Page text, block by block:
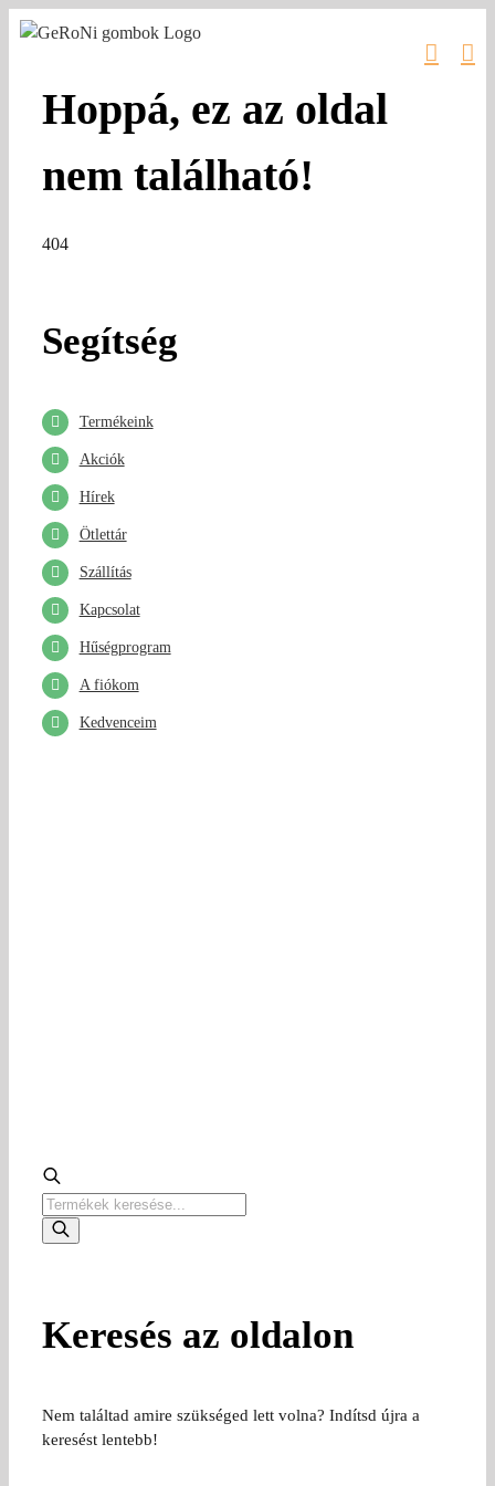
Kihagyás
Hoppá, ez az oldal
nem található!
404
Segítség
Termékeink
Akciók
Hírek
Ötlettár
Szállítás
Kapcsolat
Hűségprogram
A fiókom
Kedvenceim
Products
search
Keresés az oldalon
Nem találtad amire szükséged lett volna? Indítsd újra a
keresést lentebb!